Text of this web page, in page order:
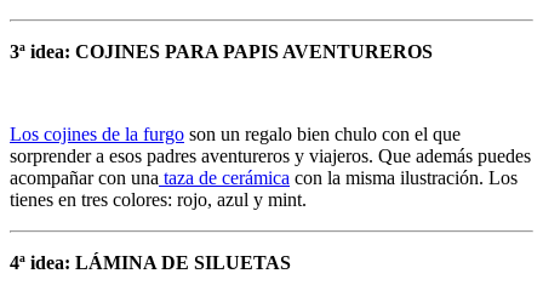
3ª idea: COJINES PARA PAPIS AVENTUREROS
Los cojines de la furgo son un regalo bien chulo con el que
sorprender a esos padres aventureros y viajeros. Que además puedes
acompañar con una taza de cerámica con la misma ilustración. Los
tienes en tres colores: rojo, azul y mint.
4ª idea: LÁMINA DE SILUETAS